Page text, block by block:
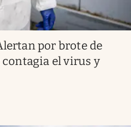
por brote de
contagia el virus y